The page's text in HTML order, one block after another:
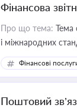
Фінансова
Про що тема: Тема
і міжнародних
Фінансові
Поштовий